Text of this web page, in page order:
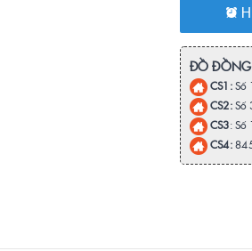
ĐỒ
CS1:Số
CS2:Số
CS3: Số
CS4: